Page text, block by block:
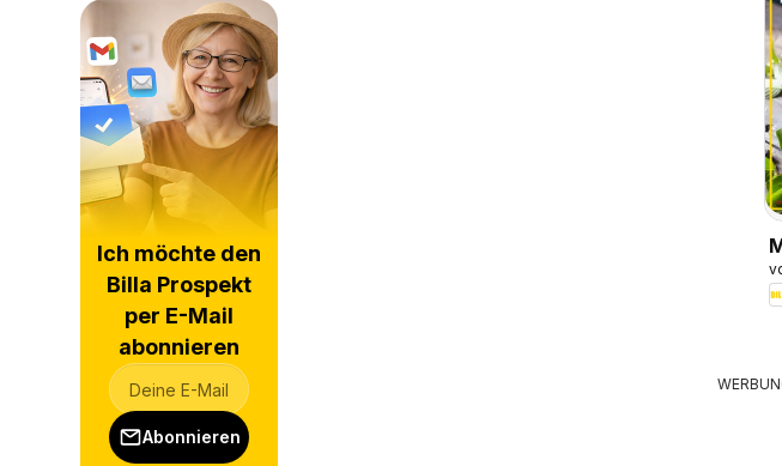
Ich möchte den
Billa Prospekt
per E-Mail
abonnieren
Abonnieren